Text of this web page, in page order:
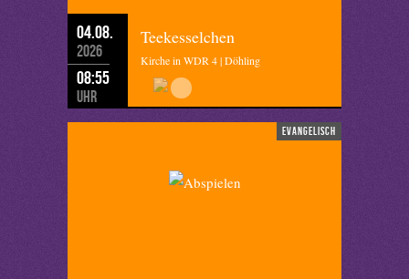
04.08.
2026
08:55
Uhr
Teekesselchen
Kirche in WDR 4 | Döhling
evangelisch